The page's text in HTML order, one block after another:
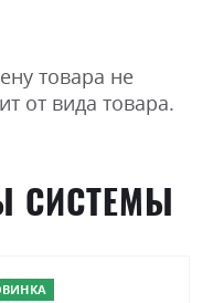
товара не
от вида товара.
СИСТЕМЫ